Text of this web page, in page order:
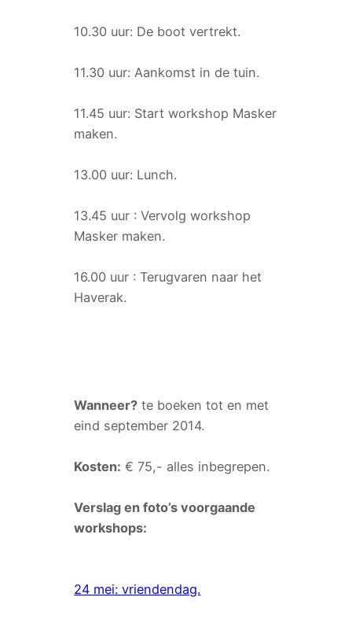
10.30 uur: De boot vertrekt.
11.30 uur: Aankomst in de tuin.
11.45 uur: Start workshop Masker
maken.
13.00 uur: Lunch.
13.45 uur : Vervolg workshop
Masker maken.
16.00 uur : Terugvaren naar het
Haverak.
Wanneer? te boeken tot en met
eind september 2014.
Kosten: € 75,- alles inbegrepen.
Verslag en foto’s voorgaande
workshops:
24 mei: vriendendag.